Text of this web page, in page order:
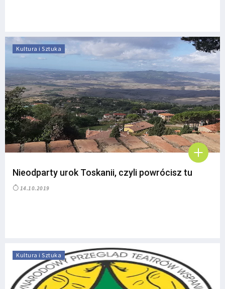
Kultura i Sztuka
Nieodparty urok Toskanii, czyli powrócisz tu
14.10.2019
Kultura i Sztuka